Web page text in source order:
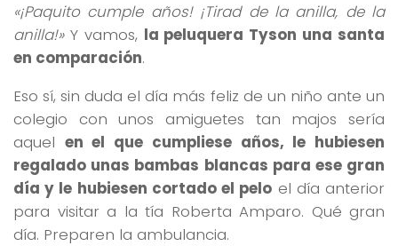
«¡Paquito cumple años! ¡Tirad de la anilla, de la
anilla!»Y vamos, la peluquera Tyson una santa
en comparación.
Eso sí, sin duda el día más feliz de un niño ante un
colegio con unos amiguetes tan majos sería
aquel en el que cumpliese años, le hubiesen
regalado unas bambas blancas para ese gran
día y le hubiesen cortado el pelo el día anterior
para visitar a la tía Roberta Amparo. Qué gran
día. Preparen la ambulancia.